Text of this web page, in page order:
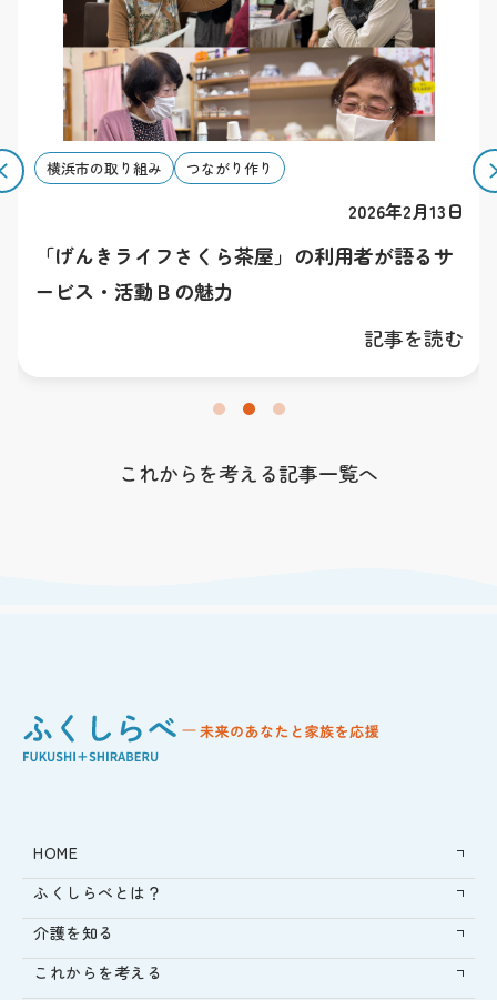
横浜市の取り組み つながり作り
2026年2月13日
「げんきライフさくら茶屋」の利用者が語るサ
ービス・活動Ｂの魅力
記事を読む
これからを考える記事一覧へ
HOME
ふくしらべとは？
介護を知る
これからを考える